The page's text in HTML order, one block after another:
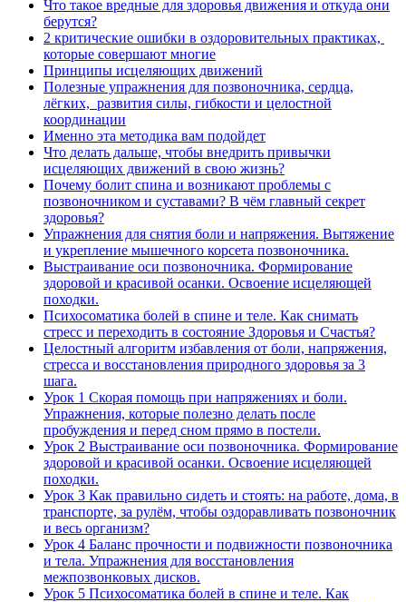
Что такое вредные для здоровья движения и откуда они
берутся?
2 критические ошибки в оздоровительных практиках,
которые совершают многие
Принципы исцеляющих движений
Полезные упражнения для позвоночника, сердца,
лёгких, развития силы, гибкости и целостной
координации
Именно эта методика вам подойдет
Что делать дальше, чтобы внедрить привычки
исцеляющих движений в свою жизнь?
Почему болит спина и возникают проблемы с
позвоночником и суставами? В чём главный секрет
здоровья?
Упражнения для снятия боли и напряжения. Вытяжение
и укрепление мышечного корсета позвоночника.
Выстраивание оси позвоночника. Формирование
здоровой и красивой осанки. Освоение исцеляющей
походки.
Психосоматика болей в спине и теле. Как снимать
стресс и переходить в состояние Здоровья и Счастья?
Целостный алгоритм избавления от боли, напряжения,
стресса и восстановления природного здоровья за 3
шага.
Урок 1 Скорая помощь при напряжениях и боли.
Упражнения, которые полезно делать после
пробуждения и перед сном прямо в постели.
Урок 2 Выстраивание оси позвоночника. Формирование
здоровой и красивой осанки. Освоение исцеляющей
походки.
Урок 3 Как правильно сидеть и стоять: на работе, дома, в
транспорте, за рулём, чтобы оздоравливать позвоночник
и весь организм?
Урок 4 Баланс прочности и подвижности позвоночника
и тела. Упражнения для восстановления
межпозвонковых дисков.
Урок 5 Психосоматика болей в спине и теле. Как